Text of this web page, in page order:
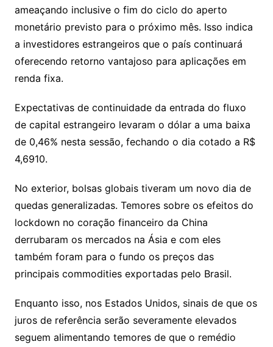
ameaçando inclusive o fim do ciclo do aperto
monetário previsto para o próximo mês. Isso indica
a investidores estrangeiros que o país continuará
oferecendo retorno vantajoso para aplicações em
renda fixa.
Expectativas de continuidade da entrada do fluxo
de capital estrangeiro levaram o dólar a uma baixa
de 0,46% nesta sessão, fechando o dia cotado a R$
4,6910.
No exterior, bolsas globais tiveram um novo dia de
quedas generalizadas. Temores sobre os efeitos do
lockdown no coração financeiro da China
derrubaram os mercados na Ásia e com eles
também foram para o fundo os preços das
principais commodities exportadas pelo Brasil.
Enquanto isso, nos Estados Unidos, sinais de que os
juros de referência serão severamente elevados
seguem alimentando temores de que o remédio